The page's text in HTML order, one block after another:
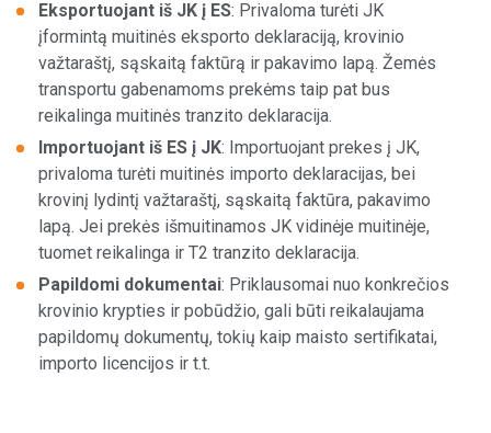
Eksportuojant iš JK į ES: Privaloma turėti JK
įformintą muitinės eksporto deklaraciją, krovinio
važtaraštį, sąskaitą faktūrą ir pakavimo lapą. Žemės
transportu gabenamoms prekėms taip pat bus
reikalinga muitinės tranzito deklaracija.
Importuojant iš ES į JK: Importuojant prekes į JK,
privaloma turėti muitinės importo deklaracijas, bei
krovinį lydintį važtaraštį, sąskaitą faktūra, pakavimo
lapą. Jei prekės išmuitinamos JK vidinėje muitinėje,
tuomet reikalinga ir T2 tranzito deklaracija.
Papildomi dokumentai: Priklausomai nuo konkrečios
krovinio krypties ir pobūdžio, gali būti reikalaujama
papildomų dokumentų, tokių kaip maisto sertifikatai,
importo licencijos ir t.t.